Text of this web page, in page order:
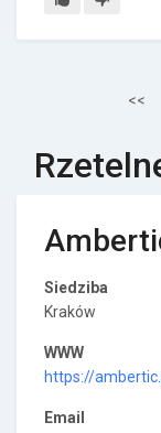
<<
Siedziba
Kraków
WWW
https://
Email